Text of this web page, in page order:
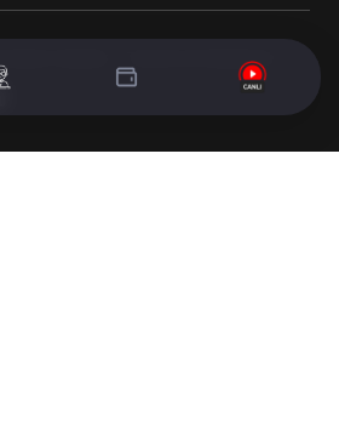
Saklıdır. - Tasarım & Geliştirme :